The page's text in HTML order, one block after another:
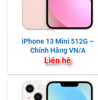
iPhone 13 Mini 512G –
Chính Hãng VN/A
Liên hệ